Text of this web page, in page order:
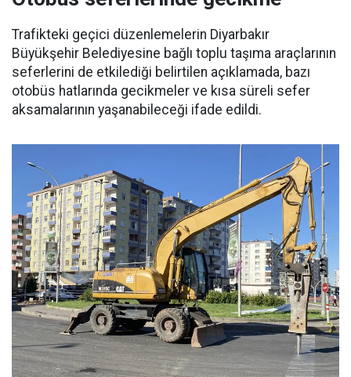
Trafikteki geçici düzenlemelerin Diyarbakır
Büyükşehir Belediyesine bağlı toplu taşıma araçlarının
seferlerini de etkilediği belirtilen açıklamada, bazı
otobüs hatlarında gecikmeler ve kısa süreli sefer
aksamalarının yaşanabileceği ifade edildi.